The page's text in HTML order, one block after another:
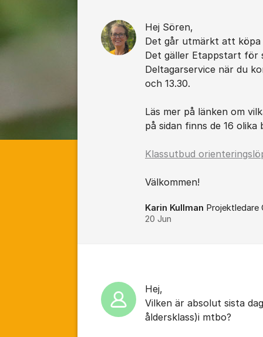
Hej Sören,
Det går utmärkt att
Det gäller Etappstart för
Deltagarservice när du
och 13.30.
Läs mer på länken om
på sidan finns de 16
Klassutbud
Välkommen!
Karin Kullman Projektledare
20 Jun
Hej,
Vilken är absolut sista
åldersklass)i mtbo?